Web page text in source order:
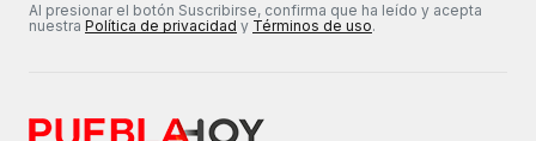
Al presionar el botón Suscribirse, confirma que ha leído y acepta
nuestra Política de privacidad y Términos de uso.